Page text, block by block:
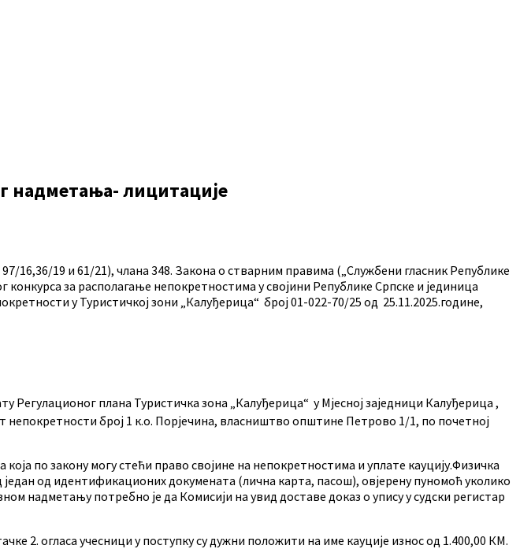
надметања- лицитације
16,36/19 и 61/21), члана 348. Закона о стварним правима („Службени гласник Републике
конкурса за располагање непокретностима у својини Републике Српске и јединица
у Туристичкој зони „Калуђерица“ број 01-022-70/25 од 25.11.2025.године,
плана Туристичка зона „Калуђерица“ у Мјесној заједници Калуђерица ,
непокретности број 1 к.о. Порјечина, власништво општине Петрово 1/1, по почетној
по закону могу стећи право својине на непокретностима и уплате кауцију.Физичка
од идентификационих докумената (лична карта, пасош), овјерену пуномоћ уколико
надметању потребно је да Комисији на увид доставе доказ о упису у судски регистар
2. огласа учесници у поступку су дужни положити на име кауције износ од 1.400,00 КМ.